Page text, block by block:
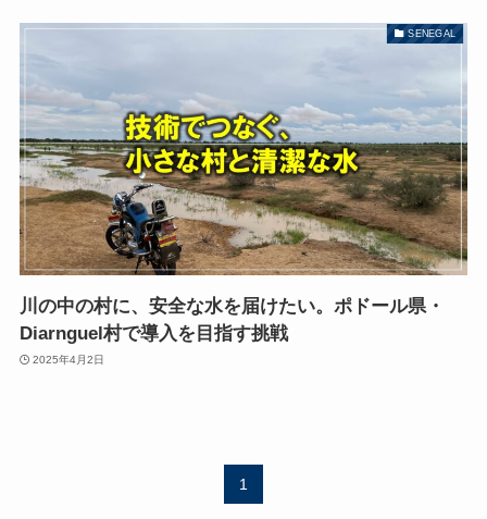
SENEGAL
川の中の村に、安全な水を届けたい。ポドール県・
Diarnguel村で導入を目指す挑戦
2025年4月2日
1